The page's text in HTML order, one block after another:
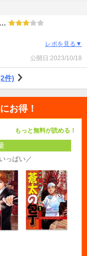
ゃない方は見ていません
合いが必要です。
…
レポを見る▼
公開日:2023/10/18
件)
お得！
もっと無料が読める！
っぱい／